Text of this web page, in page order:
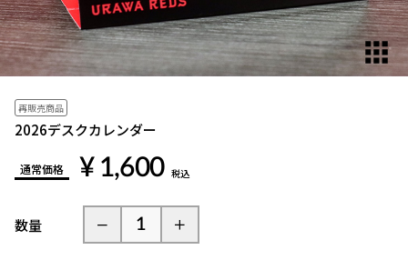
再販売商品
2026デスクカレンダー
通常価格 ¥ 1,600 税込
数量